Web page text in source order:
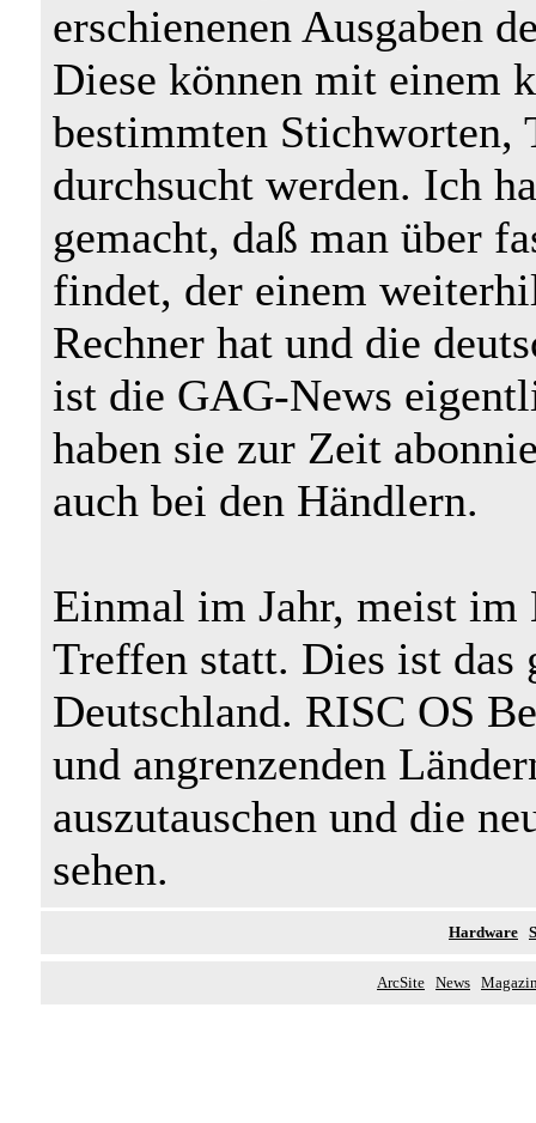
erschienenen Ausgaben
Diese können mit einem
bestimmten Stichworten,
durchsucht werden. Ich
gemacht, daß man über
findet, der einem
Rechner hat und die
ist die GAG-News
haben sie zur Zeit
auch bei den Händlern.
Einmal im Jahr, meist
Treffen statt. Dies ist
Deutschland. RISC OS
und angrenzenden
auszutauschen und die
sehen.
Hardware
ArcSite News